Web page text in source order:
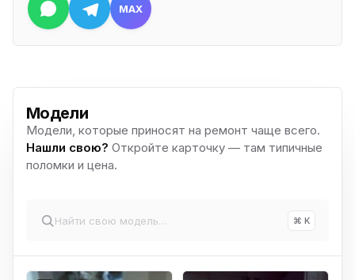
MAX
Модели
Модели, которые приносят на ремонт чаще всего.
Нашли свою? Откройте карточку — там типичные
поломки и цена.
⌘ K